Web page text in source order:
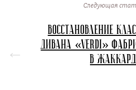
Следующая
Восстановление
дивана «Verdi»
в жаккард